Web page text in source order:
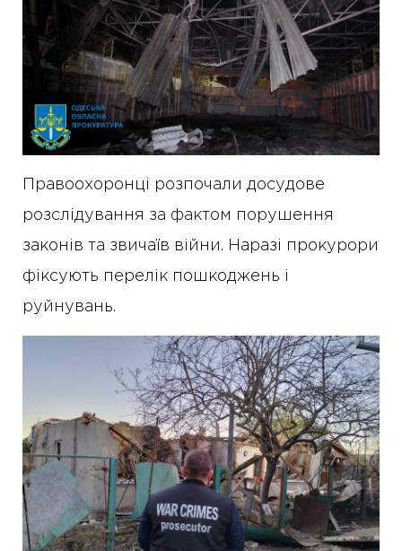
Правоохоронці розпочали досудове
розслідування за фактом порушення
законів та звичаїв війни. Наразі прокурори
фіксують перелік пошкоджень і
руйнувань.